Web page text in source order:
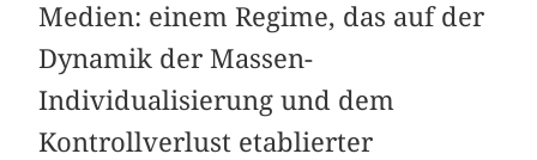
Medien: einem Regime, das auf der
Dynamik der Massen-
Individualisierung und dem
Kontrollverlust etablierter